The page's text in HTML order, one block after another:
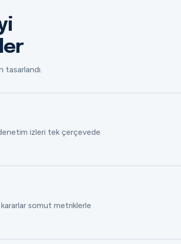
izleri tek çerçevede
somut metriklerle